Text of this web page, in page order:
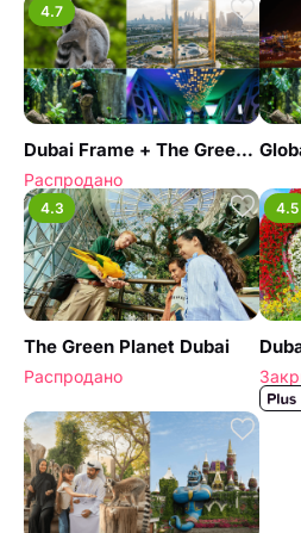
4.7
Dubai Frame + The Green Planet Dubai - Combo
Распродано
4.3
The Green Planet Dubai
Распродано
4.5